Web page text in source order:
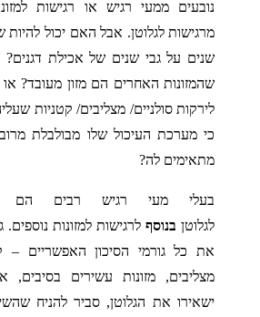
נובעים ממעי רגיש או רגישות
מרגישות לגלוטן. אבל האם יכול
שנים על גבי שנים של אכילת דגנים?
שהמזונות האחרים הם מזון מעובד?
לירקות סולניים/ מצליבים/ קטניות
כי מערכת העיכול שלו מבולבלת
מתאימים לה?
בעלי מעי רגיש רבים הם
לגלוטן בנוסףלרגישות למזונות
את כל גורמי הסיכון האפשריים –
מצליבים, מזונות עשירים בסיבים,
ישאירו את הגלוטן, סביר להניח